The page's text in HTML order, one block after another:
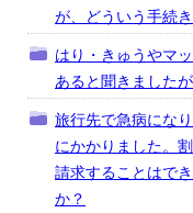
が、どういう手続
はり・きゅうやマ
あると聞きました
旅行先で急病にな
にかかりました。
請求することはで
か？